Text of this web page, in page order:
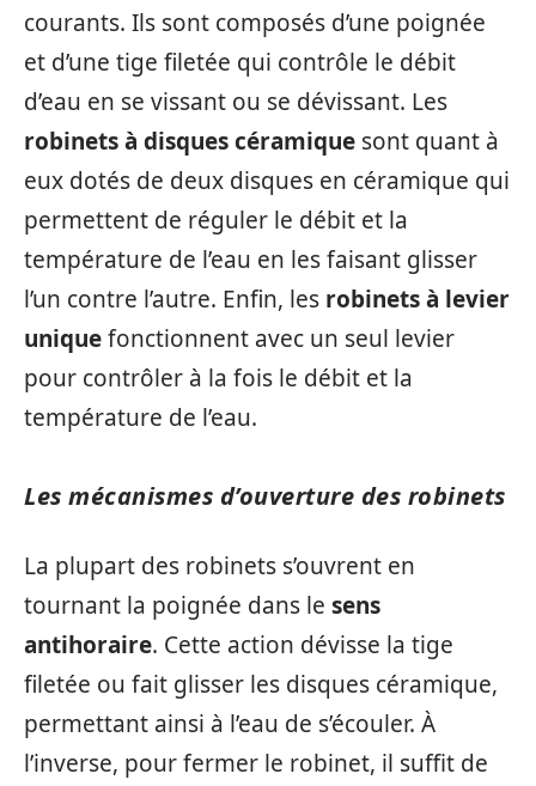
courants. Ils sont composés d’une poignée
et d’une tige filetée qui contrôle le débit
d’eau en se vissant ou se dévissant. Les
robinets à disques céramique sont quant à
eux dotés de deux disques en céramique qui
permettent de réguler le débit et la
température de l’eau en les faisant glisser
l’un contre l’autre. Enfin, les robinets à levier
uniquefonctionnent avec un seul levier
pour contrôler à la fois le débit et la
température de l’eau.
Les mécanismes d’ouverture des robinets
La plupart des robinets s’ouvrent en
tournant la poignée dans le sens
antihoraire. Cette action dévisse la tige
filetée ou fait glisser les disques céramique,
permettant ainsi à l’eau de s’écouler. À
l’inverse, pour fermer le robinet, il suffit de